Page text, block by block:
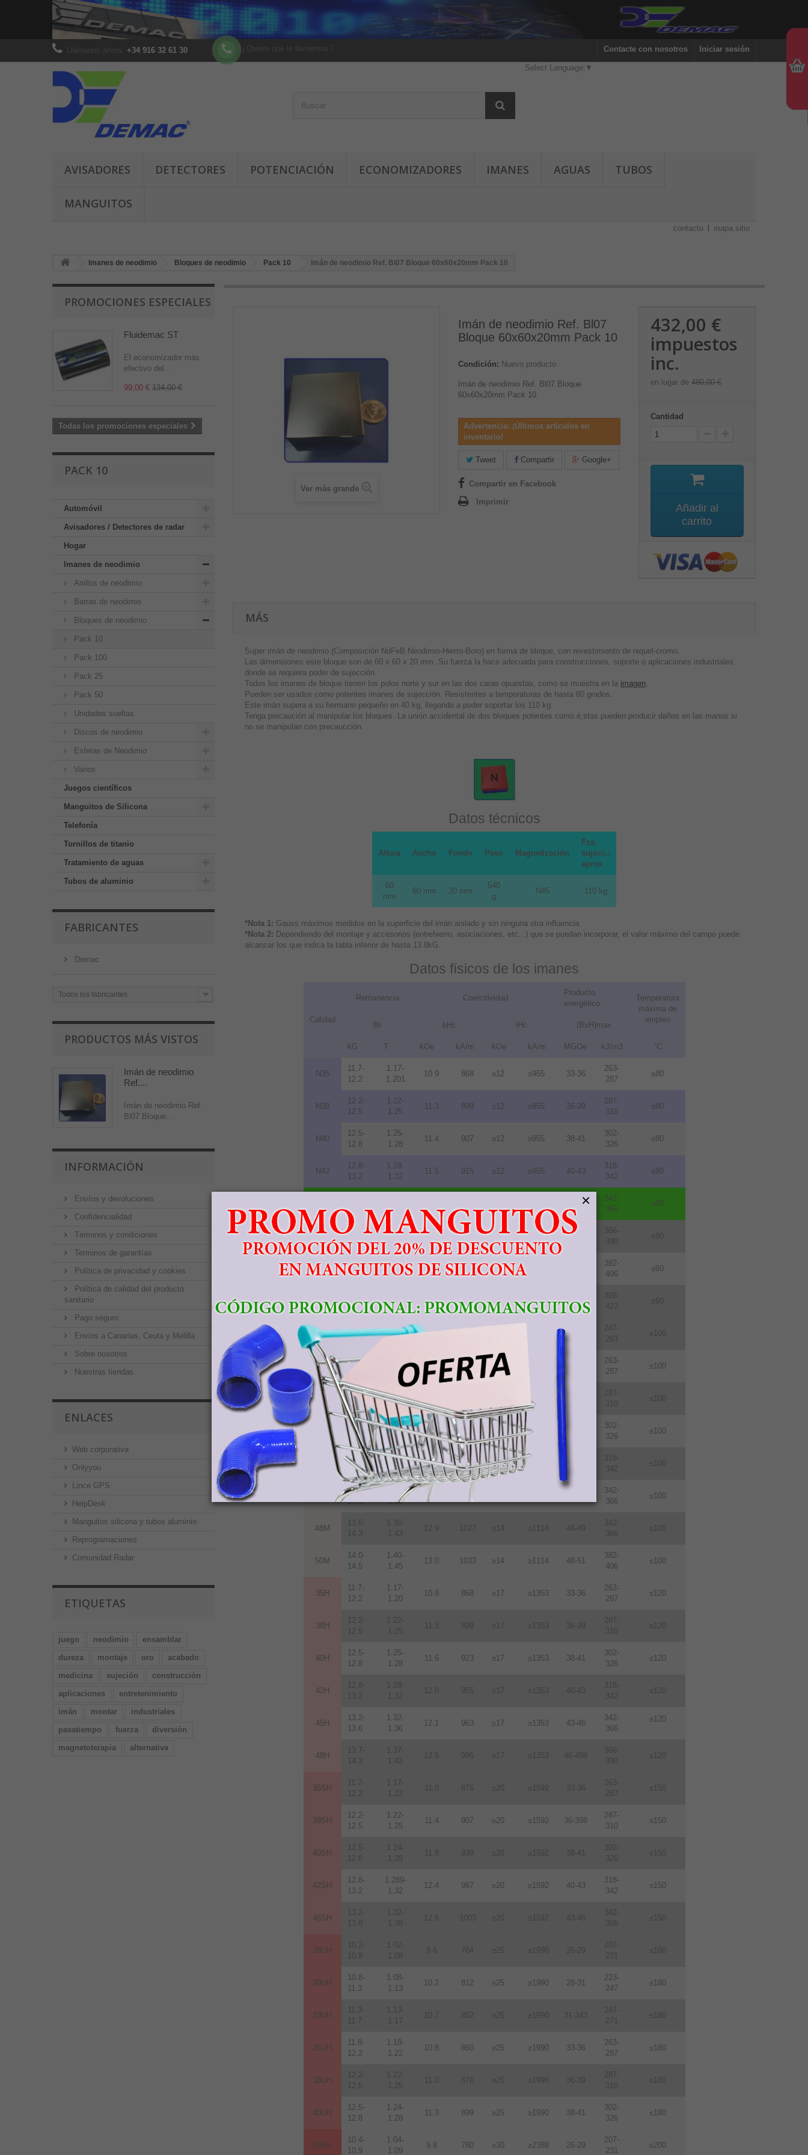
Iniciar sesión
Contacte con nosotros
+34 916 32 61 30
AVISADORES DETECTORES POTENCIACIÓN ECONOMIZADORES IMANES AGUAS TUBOS
MANGUITOS
contacto mapa sitio
Select Language ▼
Imanes de neodimio Bloques de neodimio Pack 10 Imán de neodimio Ref. Bl07 Bloque 60x60x20mm Pack 10
PROMOCIONES ESPECIALES
Fluidemac ST
El economizador más
efectivo del...
99,00 € 134,00 €
Todas los promociones especiales
PACK 10
Automóvil
Avisadores / Detectores de radar
Hogar
Imanes de neodimio
Anillos de neodimio
Barras de neodimio
Bloques de neodimio
Pack 10
Pack 100
Pack 25
Pack 50
Unidades sueltas
Discos de neodimio
Esferas de Neodimio
Varios
Juegos científicos
Manguitos de Silicona
Telefonía
Tornillos de titanio
Tratamiento de aguas
Tubos de aluminio
FABRICANTES
Demac
Todos los fabricantes
PRODUCTOS MÁS VISTOS
Imán de neodimio
Ref....
Imán de neodimio Ref.
Bl07 Bloque...
INFORMACIÓN
Envíos y devoluciones
Confidencialidad
Términos y condiciones
Terminos de garantías
Política de privacidad y cookies
Política de calidad del producto
sanitario
Pago seguro
Envios a Canarias, Ceuta y Melilla
Sobre nosotros
Nuestras tiendas
ENLACES
Web corporativa
Onlyyou
Lince GPS
HelpDesk
Manguitos silicona y tubos aluminio
Reprogramaciones
Comunidad Radar
ETIQUETAS
juego neodimio
ensamblar
dureza
montaje oro
acabado
medicina
sujeción
construcción
aplicaciones
entretenimiento
imán
montar
industriales
pasatiempo
fuerza
diversión
magnetoterapia
alternativa
Ver más grande
Imán de neodimio Ref. Bl07
Bloque 60x60x20mm Pack 10
Condición: Nuevo producto
Imán de neodimio Ref. Bl07 Bloque
60x60x20mm Pack 10
Advertencia: ¡Últimos artículos en
inventario!
Tweet Compartir Google+
Compartir en Facebook
Imprimir
432,00 €
impuestos
inc.
en lugar de 480,00 €
Cantidad
Añadir al
carrito
MÁS
Super imán de neodimio (Composición NdFeB Neodimio-Hierro-Boro) en forma de bloque, con revestimiento de niquel-cromo.
Las dimensiones este bloque son de 60 x 60 x 20 mm. Su fuerza la hace adecuada para construcciones, soporte o aplicaciones industriales
donde se requiera poder de sujección.
Todos los imanes de bloque tienen los polos norte y sur en las dos caras opuestas, como se muestra en la imagen
Pueden ser usados como potentes imanes de sujección. Resistentes a temperaturas de hasta 80 grados.
Este imán supera a su hermano pequeño en 40 kg, llegando a poder soportar los 110 kg.
Tenga precaución al manipular los bloques. La unión accidental de dos bloques potentes como é;stas pueden producir daños en las manos si
no se manipulan con precaucción.
Datos técnicos
Altura Ancho Fondo Peso Magnetización
Fza.
sujecc.:
aprox
60
mm
60 mm 20 mm
540
g
N45 110 kg
*Nota 1: Gauss máximos medidos en la superficie del imán aislado y sin ninguna otra influencia.
*Nota 2: Dependiendo del montaje y accesorios (entrehierro, asociaciones, etc...) que se puedan incorporar, el valor máximo del campo puede
alcanzar los que indica la tabla inferior de hasta 13.8kG.
Datos físicos de los imanes
Calidad
Remanencia Coercitividad
Producto
energético
Temperatura
máxima de
empleo
Br bHc iHc (BxH)max
kG T kOe kA/m kOe kA/m MGOe kJ/m3 °C
N35
11.7-
12.2
1.17-
1.201
10.9 868 ≥12 ≥955 33-36
263-
287
≤80
N38
12.2-
12.5
1.22-
1.25
11.3 899 ≥12 ≥955 36-39
287-
310
≤80
N40
12.5-
12.8
1.25-
1.28
11.4 907 ≥12 ≥955 38-41
302-
326
≤80
N42
12.8-
13.2
1.28-
1.32
11.5 915 ≥12 ≥955 40-43
318-
342
≤80
13.8
1.38
43-46
342-
366
≤80
N48
13.8-
14.2
1.38-
1.42
10.5 836 ≥12 ≥955 46-49
366-
390
≤80
N50
14.0-
14.5
1.40-
1.45
10.0 ≥11
382-
406
≤60
N52
14.8
1.48
10.0 796 ≥11 ≥876 50-53
398-
422
≤60
33M
11.3-
11.7
1.13-
1.17
10.5 31-33
247-
263
≤100
35M
11.7-
1.22
10.9 868 ≥14
263-
287
≤100
38M
12.2-
12.5
1.22-
1.25
287-
310
≤100
40M
12.5-
12.8
1.25-
1.28
11.6 923 ≥14 ≥1114 38-410
302-
326
≤100
12.8-
13.2
1.28-
1.32
12.0 955 ≥14
318-
342
≤100
13.2-
13.8
1.38
12.5
342-
366
≤100
48M
13.6-
14.3
1.36-
1.43
12.9 1027 46-49
342-
366
≤100
50M
14.0-
14.5
1.40-
1.45
13.0 1033 ≥14 ≥1114 48-51
382-
406
≤100
35H
11.7-
12.2
1.17-
1.20
10.9 868 ≥17 ≥1353 33-36
263-
287
≤120
38H
12.2-
12.5
1.22-
1.25
11.3 899 ≥17 ≥1353 36-39
287-
310
≤120
40H
12.5-
12.8
1.25-
1.28
11.6 923 ≥17 ≥1353 38-41
302-
326
≤120
42H
12.8-
13.2
1.28-
1.32
12 0 955 ≥17 ≥1353 40-43
318-
342
≤120
45H
13.2-
13.6
1.32-
1.36
12.1 963 ≥17 ≥1353 43-46
342-
366
≤120
48H
13.7-
14.3
1.37-
1.43
12.5 995 ≥17 ≥1353 46-498
366-
390
≤120
35SH
11.7-
12.2
1.17-
1.22
11.0 876 ≥20 ≥1592 33-36
263-
287
≤150
38SH
12.2-
12.5
1.22-
1.25
11.4 907 ≥20 ≥1592 36-398
287-
310
≤150
40SH
12.5-
12.8
1.24-
1.28
11.8 939 ≥20 ≥1592 38-41
302-
326
≤150
42SH
12.8-
13.2
1.289-
1.32
12.4 987 ≥20 ≥1592 40-43
318-
342
≤150
45SH
13.2-
13.8
1.32-
1.38
12.6 1003 ≥20 ≥1592 43-46
342-
366
≤150
28UH
10.2-
10.8
1.02-
1.08
9.6 764 ≥25 ≥1990 26-29
207-
231
≤180
30UH
10.8-
11.3
1.08-
1.13
10.2 812 ≥25 ≥1990 28-31
223-
247
≤180
33UH
11.3-
11.7
1.13-
1.17
10.7 852 ≥25 ≥1990 31-343
247-
271
≤180
35UH
11.8-
12.2
1.18-
1.22
10.8 860 ≥25 ≥1990 33-36
263-
287
≤180
38UH
12.2-
12.5
1.22-
1.25
11.0 876 ≥25 ≥1990 36-39
287-
310
≤180
40UH
12.5-
12.8
1.24-
1.28
11.3 899 ≥25 ≥1990 38-41
302-
326
≤180
28EH
10.4-
10.9
1.04-
1.09
9.8 780 ≥30 ≥2388 26-29
207-
231
≤200
×